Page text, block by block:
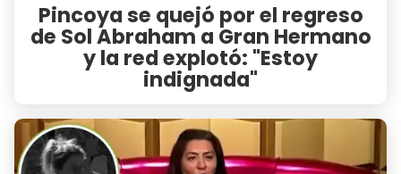
Pincoya se quejó por el regreso
de Sol Abraham a Gran Hermano
y la red explotó: "Estoy
indignada"